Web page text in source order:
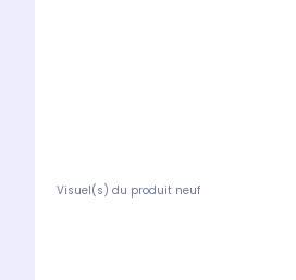
Visuel(s) du produit neuf